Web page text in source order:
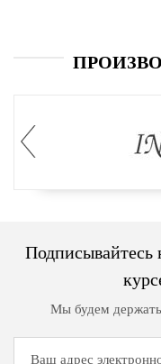
Подписывайтесь
Мы будем держать